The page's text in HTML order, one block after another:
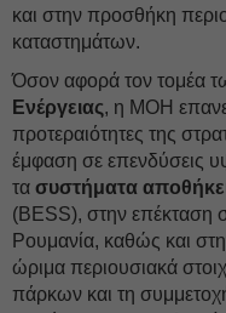
και στην προσθήκη
καταστημάτων.
Όσον αφορά τον τομέα
Ενέργειας, η MOH
προτεραιότητες της
έμφαση σε επενδύσεις
τα συστήματα
(BESS), στην επέκταση
Ρουμανία, καθώς και
ώριμα περιουσιακά
πάρκων και τη